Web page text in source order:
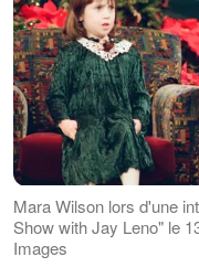
Mara Wilson lors d'une
Show with Jay Leno" le
Images